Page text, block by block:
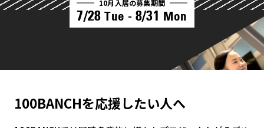
10月入居の募集期間
7/28 Tue - 8/31 Mon
100BANCHを応援したい人へ